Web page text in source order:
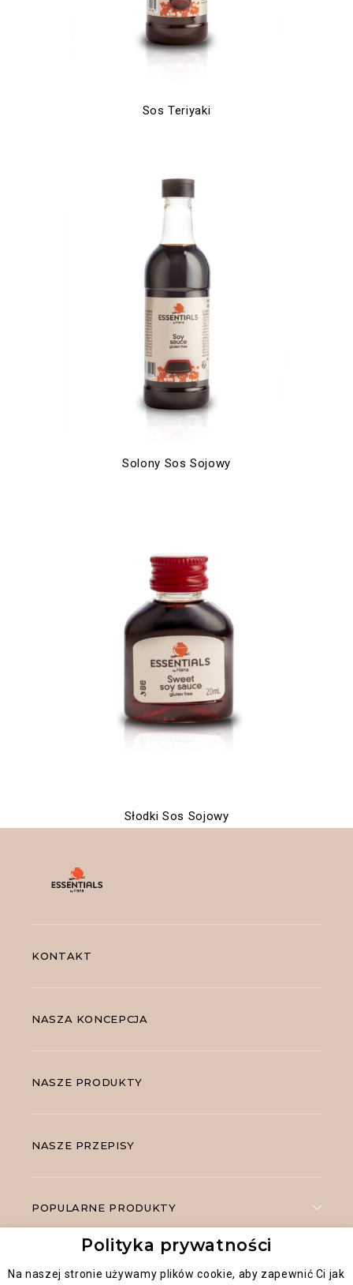
Sos Teriyaki
Solony Sos Sojowy
Słodki Sos Sojowy
KONTAKT
NASZA KONCEPCJA
NASZE PRODUKTY
NASZE PRZEPISY
POPULARNE PRODUKTY
Polityka prywatności
Na naszej stronie używamy plików cookie, aby zapewnić Ci jak